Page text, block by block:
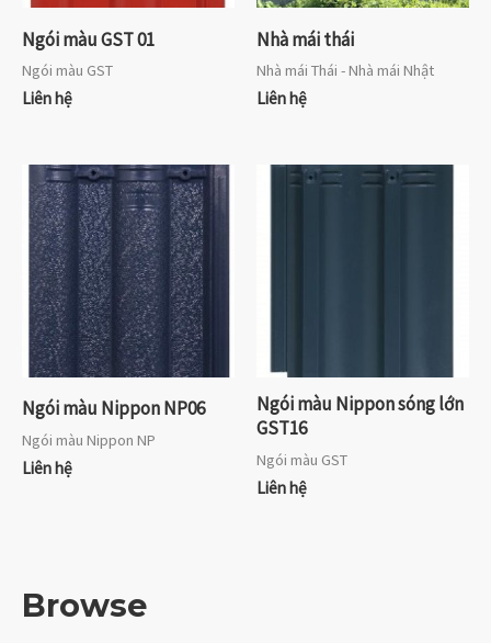
Browse
Ngói màu GST 01
Ngói màu GST
Liên hệ
Nhà mái thái
Nhà mái Thái - Nhà mái Nhật
Liên hệ
Ngói màu Nippon NP06
Ngói màu Nippon NP
Liên hệ
Ngói màu Nippon sóng lớn
GST16
Ngói màu GST
Liên hệ